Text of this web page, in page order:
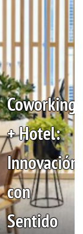
Coworking
+ Hotel:
Innovación
con
Sentido